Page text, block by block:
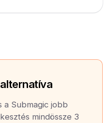
a Submagic jobb
mindössze 3